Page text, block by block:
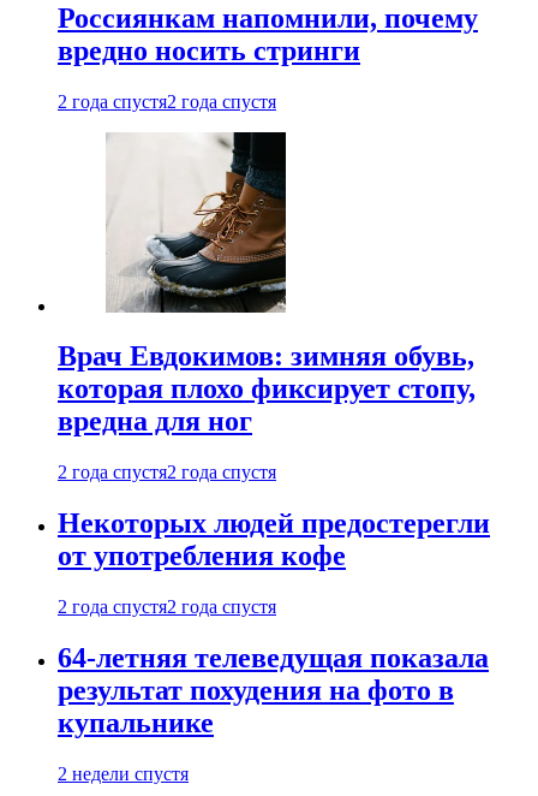
Россиянкам напомнили, почему
вредно носить стринги
2 года спустя2 года спустя
Врач Евдокимов: зимняя обувь,
которая плохо фиксирует стопу,
вредна для ног
2 года спустя2 года спустя
Некоторых людей предостерегли
от употребления кофе
2 года спустя2 года спустя
64-летняя телеведущая показала
результат похудения на фото в
купальнике
2 недели спустя